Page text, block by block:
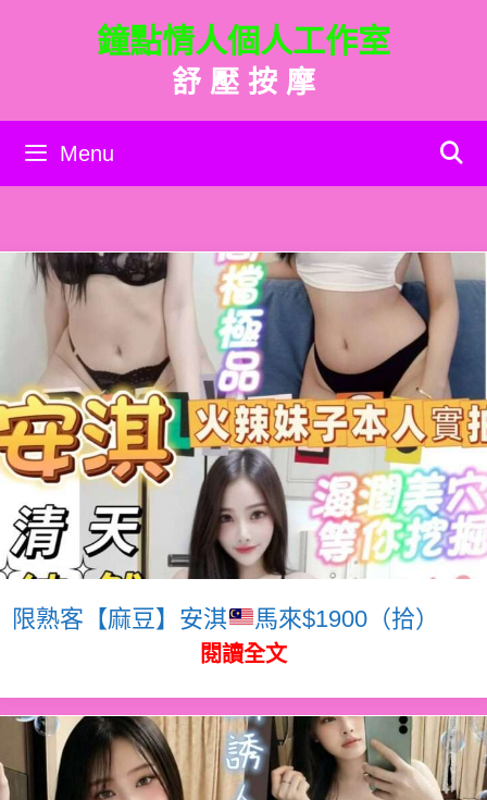
內
鐘點情人個人工作室
舒 壓 按 摩
Menu
限熟客【麻豆】安淇 馬來$1900（拾）
閱讀全文